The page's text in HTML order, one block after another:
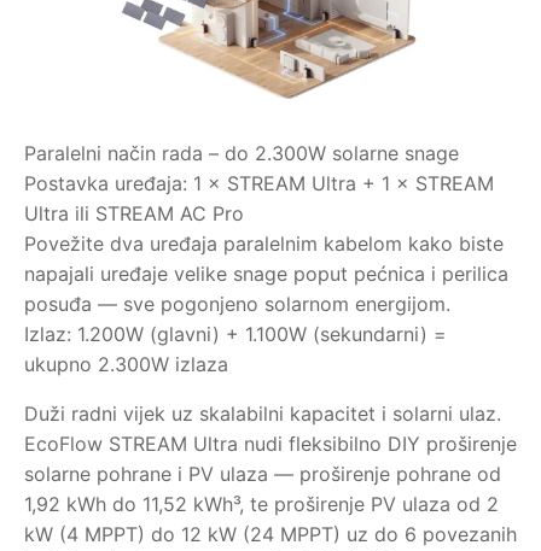
Paralelni način rada – do 2.300W solarne snage
Postavka uređaja: 1 × STREAM Ultra + 1 × STREAM
Ultra ili STREAM AC Pro
Povežite dva uređaja paralelnim kabelom kako biste
napajali uređaje velike snage poput pećnica i perilica
posuđa — sve pogonjeno solarnom energijom.
Izlaz: 1.200W (glavni) + 1.100W (sekundarni) =
ukupno 2.300W izlaza
Duži radni vijek uz skalabilni kapacitet i solarni ulaz.
EcoFlow STREAM Ultra nudi fleksibilno DIY proširenje
solarne pohrane i PV ulaza — proširenje pohrane od
1,92 kWh do 11,52 kWh³, te proširenje PV ulaza od 2
kW (4 MPPT) do 12 kW (24 MPPT) uz do 6 povezanih